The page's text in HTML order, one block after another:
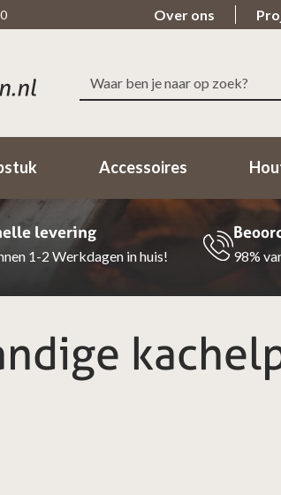
Over ons
Zoeken
naar:
Accessoires
levering
1-2 Werkdagen in huis! 98%